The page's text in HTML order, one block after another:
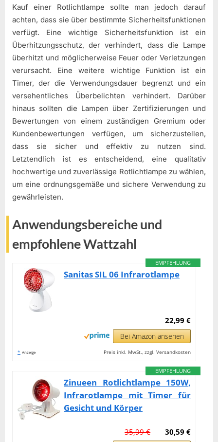
Kauf einer Rotlichtlampe sollte man jedoch darauf
achten, dass sie über bestimmte Sicherheitsfunktionen
verfügt. Eine wichtige Sicherheitsfunktion ist ein
Überhitzungsschutz, der verhindert, dass die Lampe
überhitzt und möglicherweise Feuer oder Verletzungen
verursacht. Eine weitere wichtige Funktion ist ein
Timer, der die Verwendungsdauer begrenzt und ein
versehentliches Überbelichten verhindert. Darüber
hinaus sollten die Lampen über Zertifizierungen und
Bewertungen von einem zuständigen Gremium oder
Kundenbewertungen verfügen, um sicherzustellen,
dass sie sicher und effektiv zu nutzen sind.
Letztendlich ist es entscheidend, eine qualitativ
hochwertige und zuverlässige Rotlichtlampe zu wählen,
um eine ordnungsgemäße und sichere Verwendung zu
gewährleisten.
Anwendungsbereiche und
empfohlene Wattzahl
EMPFEHLUNG
Sanitas SIL 06 Infrarotlampe
22,99 €
Bei Amazon ansehen
* Anzeige Preis inkl. MwSt., zzgl. Versandkosten
EMPFEHLUNG
Zinueen Rotlichtlampe 150W,
Infrarotlampe mit Timer für
Gesicht und Körper
30,59 €
35,99 €